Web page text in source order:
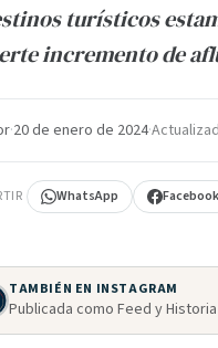
turísticos
incremento de
·20 de enero de 2024·
WhatsApp Facebook
TAMBIÉN EN INSTAGRAM
Publicada como Feed y